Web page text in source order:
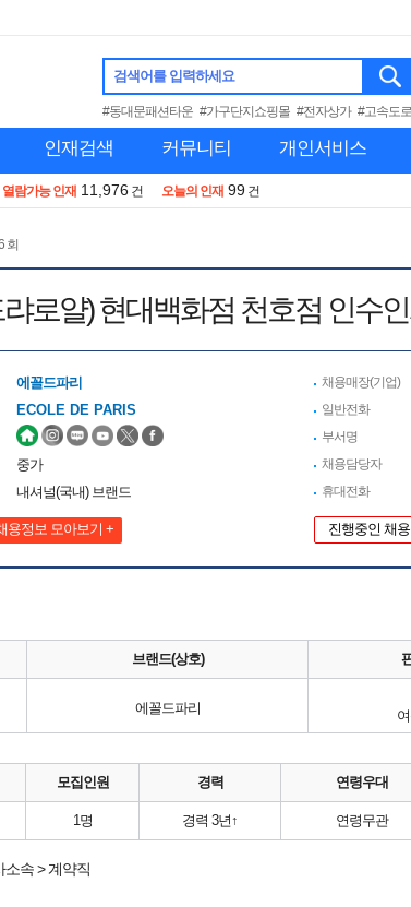
검색어를 입력하세요
#동대문패션타운 #가구단지쇼핑몰 #전자상가 #고속도
인재검색 커뮤니티 개인서비스
열람가능 인재 11,976 건 오늘의 인재 99 건
회
로얄) 현대백화점 천호점 인수
에꼴드파리
ECOLE DE PARIS
중가
내셔널(국내) 브랜드
용정보 모아보기 +
채용매장(기업)
일반전화
부서명
채용담당자
휴대전화
진행중인 채
브랜드(상호)
에꼴드파리
모집인원 경력 연령우대
1명 경력 3년↑ 연령무관
소속 > 계약직